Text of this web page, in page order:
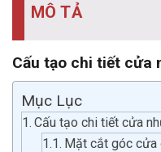
MÔ TẢ
Cấu tạo chi tiết cửa
Mục Lục
Cấu tạo chi tiết cửa
Mặt cắt góc